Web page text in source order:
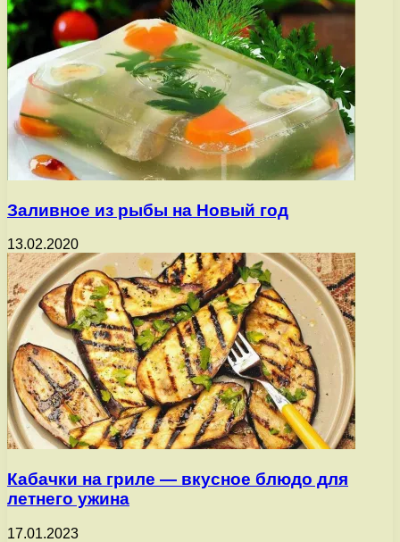
Заливное из рыбы на Новый год
13.02.2020
Кабачки на гриле — вкусное блюдо для
летнего ужина
17.01.2023